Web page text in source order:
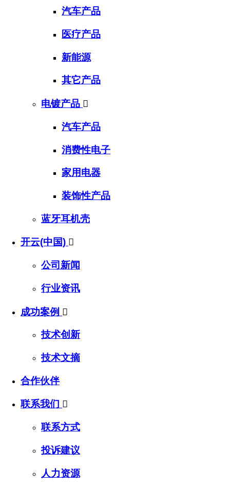
汽车产品
医疗产品
新能源
其它产品
电镀产品 
汽车产品
消费性电子
家用电器
装饰性产品
蓝牙耳机壳
开云(中国) 
公司新闻
行业资讯
成功案例 
技术创新
技术文摘
合作伙伴
联系我们 
联系方式
投诉建议
人力资源